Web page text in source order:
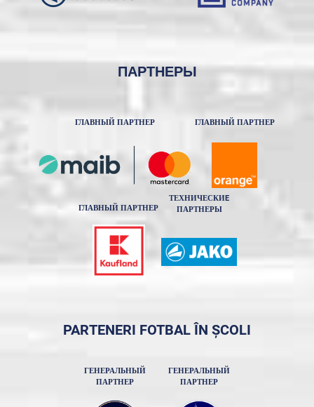
ПАРТНЕРЫ
ГЛАВНЫЙ ПАРТНЕР ГЛАВНЫЙ ПАРТНЕР
ГЛАВНЫЙ ПАРТНЕР
ТЕХНИЧЕСКИE
ПАРТНЕРЫ
PARTENERI FOTBAL ÎN ȘCOLI
ГЕНЕРАЛЬНЫЙ
ПАРТНЕР
ГЕНЕРАЛЬНЫЙ
ПАРТНЕР